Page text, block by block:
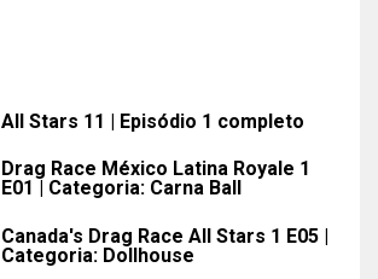
All Stars 11 | Episódio 1 completo
Drag Race México Latina Royale 1
E01 | Categoria: Carna Ball
Canada's Drag Race All Stars 1 E05 |
Categoria: Dollhouse